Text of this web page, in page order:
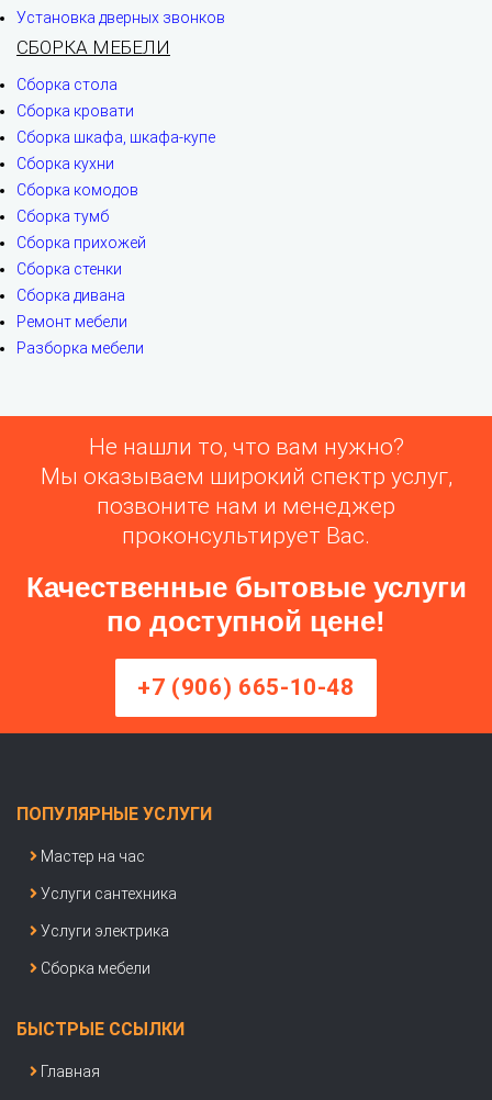
Установка дверных звонков
СБОРКА МЕБЕЛИ
Сборка стола
Сборка кровати
Сборка шкафа, шкафа-купе
Сборка кухни
Сборка комодов
Сборка тумб
Сборка прихожей
Сборка стенки
Сборка дивана
Ремонт мебели
Разборка мебели
Не нашли то, что вам нужно?
Мы оказываем широкий спектр услуг,
позвоните нам и менеджер
проконсультирует Вас.
Качественные бытовые услуги
по доступной цене!
+7 (906) 665-10-48
ПОПУЛЯРНЫЕ УСЛУГИ
Мастер на час
Услуги сантехника
Услуги электрика
Сборка мебели
БЫСТРЫЕ ССЫЛКИ
Главная